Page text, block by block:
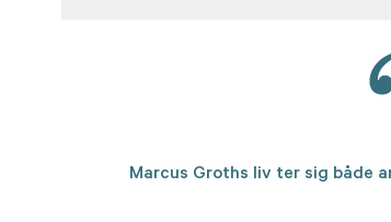
Marcus Groths liv ter sig både